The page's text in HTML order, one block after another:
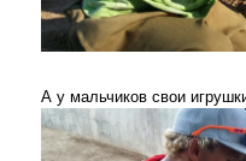
А у мальчиков свои